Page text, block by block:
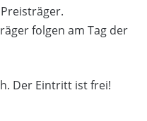
folgen am Tag der
Der Eintritt ist frei!